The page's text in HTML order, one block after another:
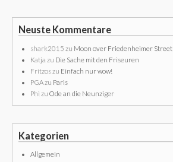
Neuste Kommentare
shark2015 zu Moon over Friedenheimer Street
Katja zu Die Sache mit den Friseuren
Fritzoszu Einfach nur wow!
PGAzu Paris
Phi zu Ode an die Neunziger
Kategorien
Allgemein